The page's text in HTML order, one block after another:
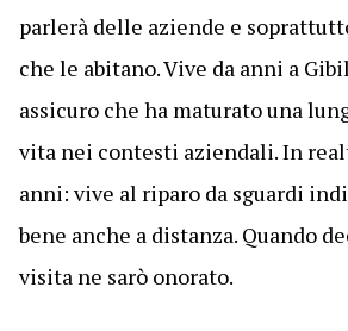
parlerà delle aziende e
che le abitano. Vive da anni a
assicuro che ha maturato una
vita nei contesti aziendali.In
anni: vive al riparo da sguardi
bene anche a distanza. Quando
visita ne sarò onorato.